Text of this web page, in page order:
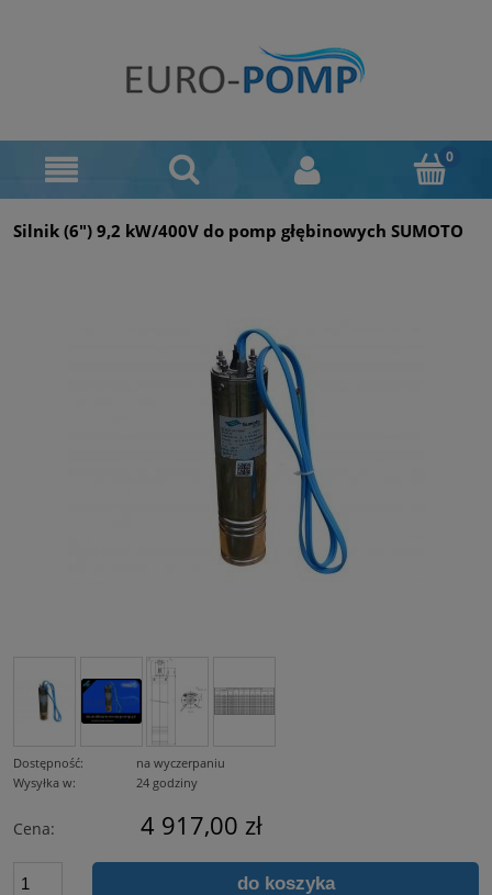
Silnik (6") 9,2 kW/400V do pomp głębinowych SUMOTO
Dostępność:
na wyczerpaniu
Wysyłka w:
24 godziny
Cena: 4 917,00 zł
do koszyka